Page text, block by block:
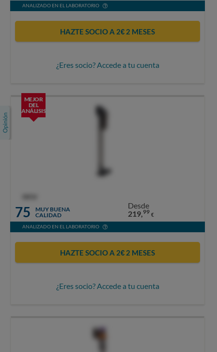
ANALIZADO EN EL LABORATORIO
HAZTE SOCIO A 2€ 2 MESES
¿Eres socio? Accede a tu cuenta
MEJOR
DEL
ANÁLISIS
75
MUY BUENA
CALIDAD
Desde
219,99 €
ANALIZADO EN EL LABORATORIO
HAZTE SOCIO A 2€ 2 MESES
¿Eres socio? Accede a tu cuenta